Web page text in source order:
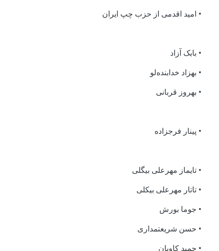
• امید اقدمی از حزب چپ ایران
• بابک آزاد
• بهزاد خدابنده‌لو
• بهروز قربانی
• پینار فرجزاده
• تایماز مهرعلی بیگلی
• تاتار مهرعلی بیکلی
• جوما بورش
• حسن شریعتمداری
• حمید کاویان